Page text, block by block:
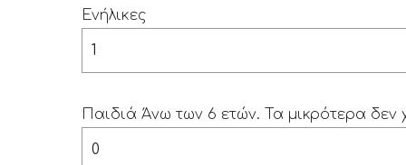
Ενήλικες
Παιδιά Άνω των 6 ετών. Τα μικρότερα δεν